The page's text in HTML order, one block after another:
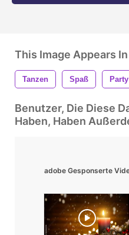
This Image Appears
Tanzen Spaß Party
Benutzer, Die Diese
Haben, Haben
adobe Gesponserte